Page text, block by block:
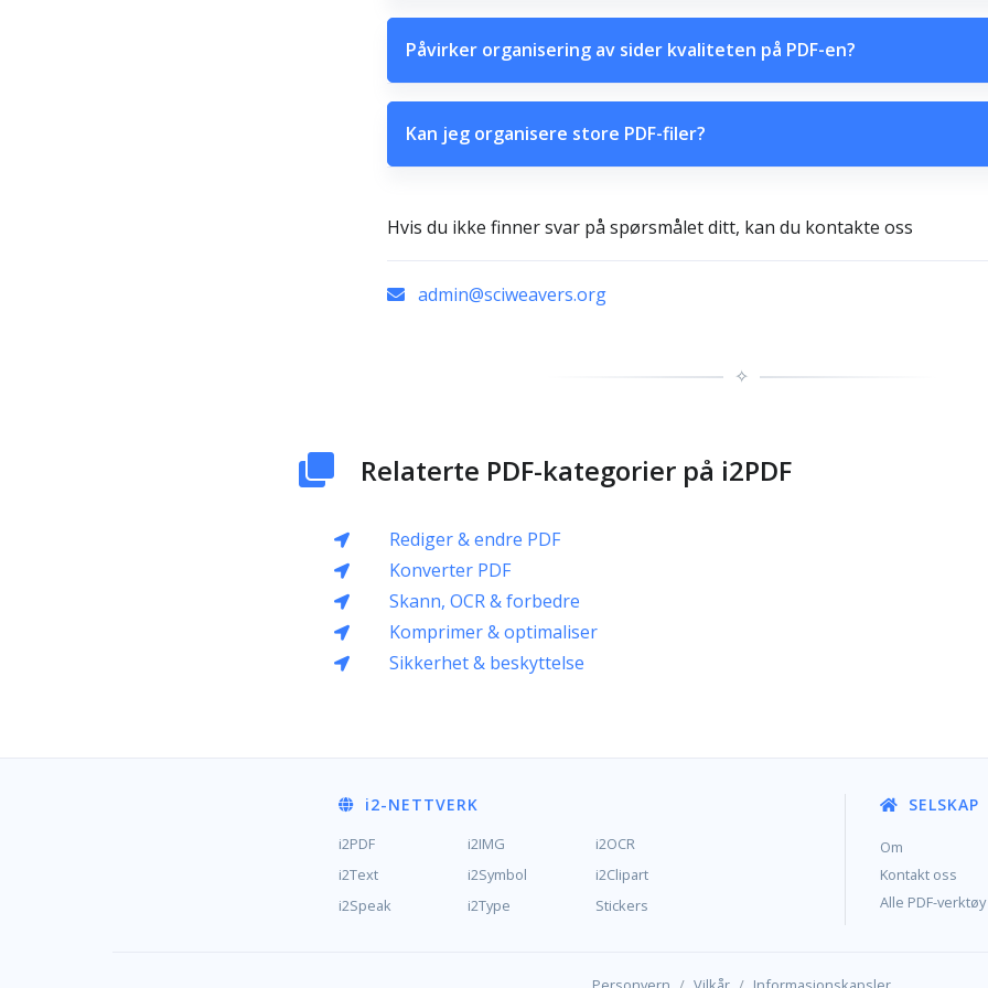
Påvirker organisering av sider kvaliteten på PDF-en?
Kan jeg organisere store PDF-filer?
Hvis du ikke finner svar på spørsmålet ditt, kan du kontakte oss
admin@sciweavers.org
✧
Relaterte PDF-kategorier på i2PDF
Rediger & endre PDF
Konverter PDF
Skann, OCR & forbedre
Komprimer & optimaliser
Sikkerhet & beskyttelse
i2-NETTVERK
i2PDF i2IMG
i2OCR
i2Text
i2Symbol
i2Clipart
i2Speak
i2Type Stickers
SELSKAP
Om
Kontakt oss
Alle PDF-verktøy